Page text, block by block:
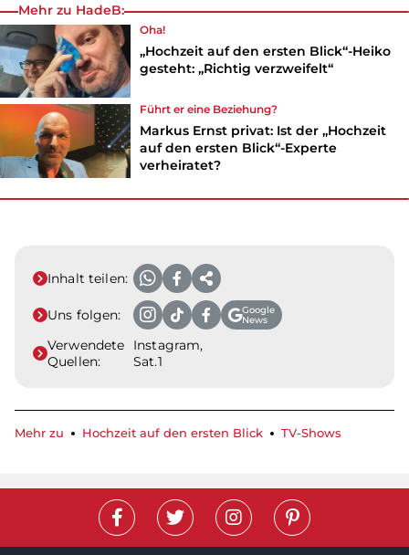
Mehr zu HadeB:
Oha!
„Hochzeit auf den ersten Blick“-Heiko
gesteht: „Richtig verzweifelt“
Führt er eine Beziehung?
Markus Ernst privat: Ist der „Hochzeit
auf den ersten Blick“-Experte
verheiratet?
Inhalt teilen:
Uns folgen:
Google
News
Verwendete
Quellen:
Instagram,
Sat.1
Mehr zu Hochzeit auf den ersten Blick TV-Shows